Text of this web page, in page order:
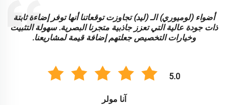
أضواء (لوميوري) الـ (ليد) تجاوزت توقعاتنا أنها توفر إضاءة ثابتة
ذات جودة عالية التي تعزز جاذبية متجرنا البصرية. سهولة التثبيت
وخيارات التخصيص جعلتهم إضافة قيمة لمشاريعنا.
5.0
آنا مولر